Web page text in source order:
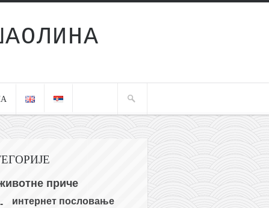
приче
интернет пословање